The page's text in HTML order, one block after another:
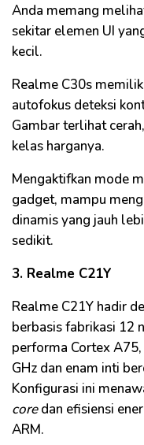
Anda memang
sekitar elemen UI
kecil.
Realme C30s
autofokus deteksi
Gambar terlihat
kelas harganya.
Mengaktifkan mode
gadget, mampu
dinamis yang jauh
sedikit.
3. Realme C21Y
Realme C21Y hadir
berbasis fabrikasi 12
performa Cortex
GHz dan enam inti
Konfigurasi ini
coredan efisiensi
ARM.